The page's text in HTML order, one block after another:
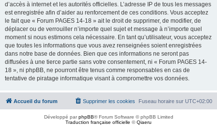
d’accès à internet et les autorités officielles. L’adresse IP de tous les messages
est enregistrée afin d’aider au renforcement de ces conditions. Vous acceptez
le fait que « Forum PAGES 14-18 » ait le droit de supprimer, de modifier, de
déplacer ou de verrouiller n’importe quel sujet et message à n’importe quel
moment si nous estimons cela nécessaire. En tant qu’utilisateur, vous acceptez
que toutes les informations que vous avez renseignées soient enregistrées
dans notre base de données. Bien que ces informations ne seront pas
diffusées à une tierce partie sans votre consentement, ni « Forum PAGES 14-
18 », ni phpBB, ne pourront être tenus comme responsables en cas de
tentative de piratage informatique visant à compromettre vos données.
Accueil du forum Fuseau horaire sur UTC+02:00
Supprimer les cookies
Développé parphpBB® Forum Software © phpBB Limited
Traduction française officielle ©Qiaeru